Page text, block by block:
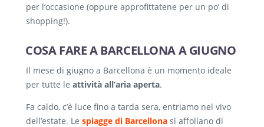
per l’occasione (oppure approfittatene per un po’ di
shopping!).
COSA FARE A BARCELLONA A GIUGNO
Il mese di giugno a Barcellona è un momento ideale
per tutte le attività all’aria aperta.
Fa caldo, c’è luce fino a tarda sera, entriamo nel vivo
dell’estate. Le spiagge di Barcellona si affollano di